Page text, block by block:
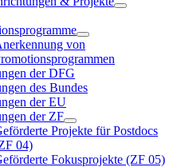
von
der DFG
des Bundes
der EU
der ZF
Projekte für Postdocs
04)
Fokusprojekte (ZF 05)